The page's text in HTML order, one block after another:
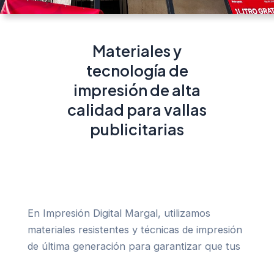
Materiales y
tecnología de
impresión de alta
calidad para vallas
publicitarias
En Impresión Digital Margal, utilizamos
materiales resistentes y técnicas de impresión
de última generación para garantizar que tus